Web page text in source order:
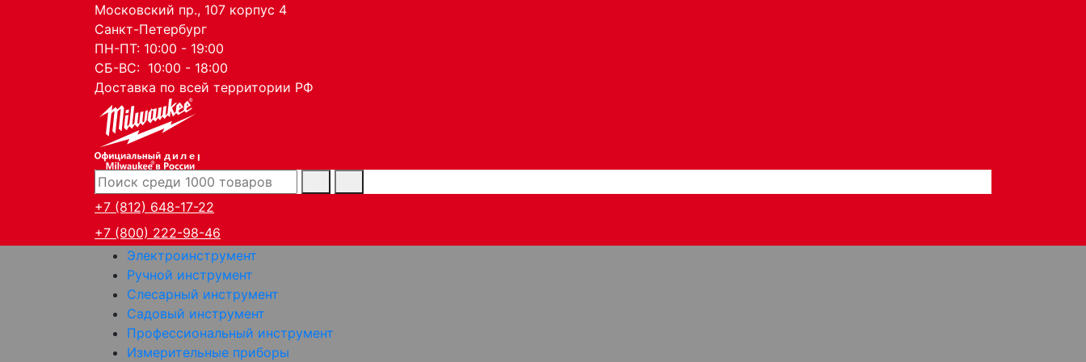
Московский пр., 107 корпус 4
Санкт-Петербург
ПН-ПТ: 10:00 - 19:00
СБ-ВС: 10:00 - 18:00
Доставка по всей территории РФ
дилер
+7 (812) 648-17-22
+7 (800) 222-98-46
Электроинструмент
Ручной инструмент
Слесарный инструмент
Садовый инструмент
Профессиональный инструмент
Измерительные приборы